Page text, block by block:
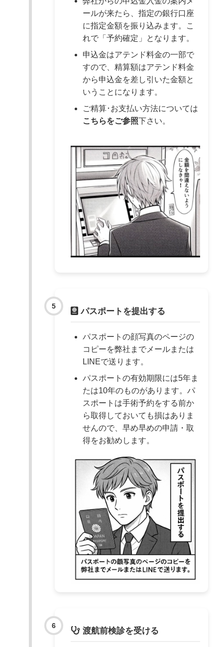
ールが来たら、指定の銀行口座
に指定金額を振り込みます。こ
れで「予約確定」となります。
申込金はアテンド料金の一部で
すので、精算額はアテンド料金
から申込金を差し引いた金額と
いうことになります。
ご精算･お支払い方法については
こちらをご参照下さい。
パスポートを提出する
パスポートの顔写真のページの
コピーを弊社までメールまたは
LINEで送ります。
パスポートの有効期限には5年ま
たは10年のものがあります。パ
スポートは手術予約をする前か
ら取得しておいても損はありま
せんので、早め早めの申請・取
得をお勧めします。
渡航前検診を受ける